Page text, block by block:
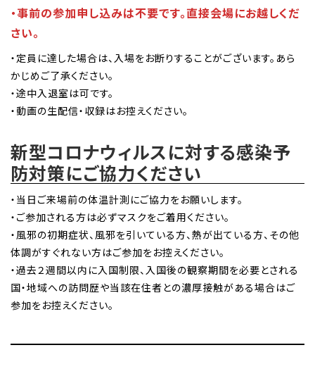
・事前の参加申し込みは不要です。直接会場にお越しくだ
さい。
・定員に達した場合は、入場をお断りすることがございます。あら
かじめご了承ください。
・途中入退室は可です。
・動画の生配信・収録はお控えください。
新型コロナウィルスに対する感染予
防対策にご協力ください
・当日ご来場前の体温計測にご協力をお願いします。
・ご参加される方は必ずマスクをご着用ください。
・風邪の初期症状、風邪を引いている方、熱が出ている方、その他
体調がすぐれない方はご参加をお控えください。
・過去２週間以内に入国制限、入国後の観察期間を必要とされる
国・地域への訪問歴や当該在住者との濃厚接触がある場合はご
参加をお控えください。